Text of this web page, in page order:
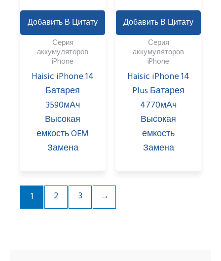
Добавить В Цитату
Серия
аккумуляторов
iPhone
Haisic iPhone 14
Батарея
3590мАч
Высокая
емкость OEM
Замена
Добавить В Цитату
Серия
аккумуляторов
iPhone
Haisic iPhone 14
Plus Батарея
4770мАч
Высокая
емкость
Замена
1 2 3 →